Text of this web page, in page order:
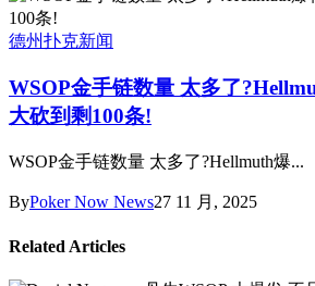
德州扑克新闻
WSOP金手链数量 太多了
大砍到剩100条!
WSOP金手链数量 太多了?Hellmuth爆...
ByPoker Now News27 11 月, 2025
Related Articles